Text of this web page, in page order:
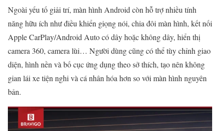
Ngoài yếu tố giải trí, màn hình Android còn hỗ trợ nhiều tính
năng hữu ích như điều khiển giọng nói, chia đôi màn hình, kết nối
Apple CarPlay/Android Auto có dây hoặc không dây, hiển thị
camera 360, camera lùi… Người dùng cũng có thể tùy chỉnh giao
diện, hình nền và bố cục ứng dụng theo sở thích, tạo nên không
gian lái xe tiện nghi và cá nhân hóa hơn so với màn hình nguyên
bản.